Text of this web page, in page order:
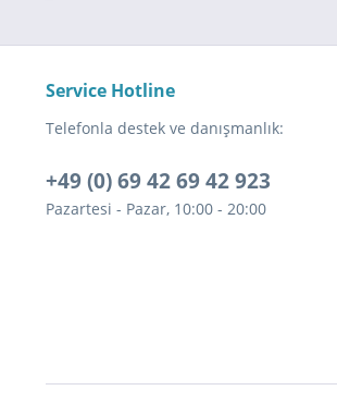
Service Hotline
Telefonla destek ve danışmanlık:
+49 (0) 69 42 69 42 923
Pazartesi - Pazar, 10:00 - 20:00